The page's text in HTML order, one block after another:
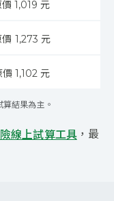
1,019 元
價 1,273 元
價 1,102 元
結果為主。
線上試算工具，最